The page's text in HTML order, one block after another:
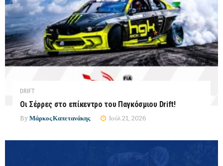
DRIFT
Οι Σέρρες στο επίκεντρο του Παγκόσμιου Drift!
By Μάρκος Καπετανάκης Ιούλ 21, 2026